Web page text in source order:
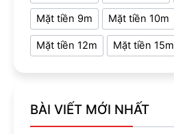
Mặt tiền 9m Mặt tiền 10m
Mặt tiền 12m Mặt tiền 15m
BÀI VIẾT MỚI NHẤT